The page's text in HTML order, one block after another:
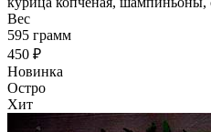
Вес
595 грамм
450 ₽
Новинка
Остро
Хит